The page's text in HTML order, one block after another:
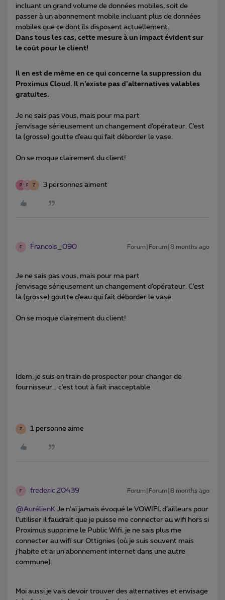
incluant un grand volume de données mobiles, soit de
passer à un abonnement mobile incluant plus de données
mobiles que ce dont ils disposent actuellement.
Dans tous les cas, cette mesure à un impact évident sur
le coût pour le client!
Il en est de même en ce qui concerne la suppression du
Proximus Cloud. Il n’existe pas d’alternatives valables
gratuites.
Je ne sais pas vous, mais pour ma part
j’envisage sérieusement un changement d’opérateur. C’est
la (grosse) goutte d’eau qui fait déborder le vase.
On se moque clairement du client!
P F Z 3 personnes aiment
F Francois_090 Forum|Forum|8 months ago
Je ne sais pas vous, mais pour ma part
j’envisage sérieusement un changement d’opérateur. C’est
la (grosse) goutte d’eau qui fait déborder le vase.
On se moque clairement du client!
Idem, je suis en train de prospecter pour changer de
fournisseur… c’est tout à fait inacceptable
Z 1 personne aime
F frederic 20439 Forum|Forum|8 months ago
@AurélienK Je n’ai jamais évoqué le VOWIFI; d’ailleurs pour
l’utiliser il faudrait que je puisse me connecter au wifi hors si
Proximus supprime le Public Wifi, je ne sais plus me
connecter au wifi sur Ottignies (où je suis souvent mais
j’habite et ai un abonnement internet dans une autre
commune).
Moi aussi je vais devoir trouver des alternatives et envisage